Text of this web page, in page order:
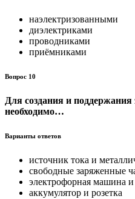
наэлектризованными
диэлектриками
проводниками
приёмниками
Вопрос 10
Для создания и поддержания
необходимо…
Варианты ответов
источник тока и
свободные заряженные
электрофорная машина и
аккумулятор и розетка